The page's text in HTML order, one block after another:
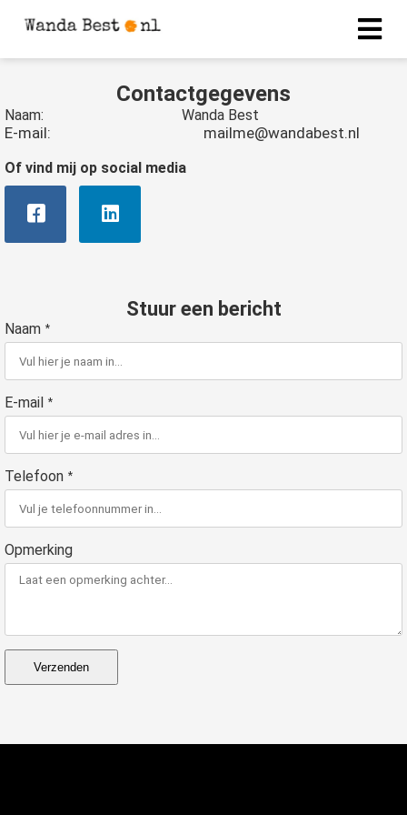
Contactgegevens
Naam: Wanda Best
E-mail: mailme@wandabest.nl
Of vind mij op social media
Stuur een bericht
Naam *
E-mail *
Telefoon *
Opmerking
Verzenden